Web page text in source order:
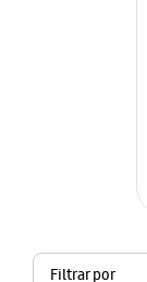
Filtrar por